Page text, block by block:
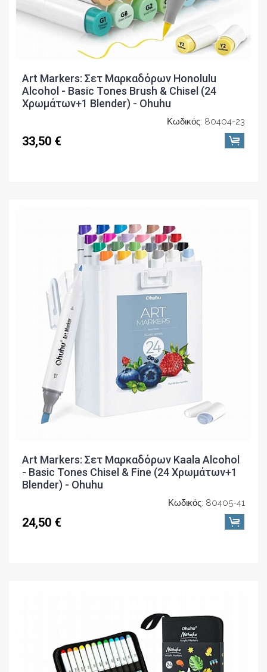
Art Markers: Σετ Μαρκαδόρων Honolulu
Alcohol - Basic Tones Brush & Chisel (24
Χρωμάτων+1 Blender) - Ohuhu
Κωδικός: 80404-23
33,50 €
Art Markers: Σετ Μαρκαδόρων Kaala Alcohol
- Basic Tones Chisel & Fine (24 Χρωμάτων+1
Blender) - Ohuhu
Κωδικός: 80405-41
24,50 €